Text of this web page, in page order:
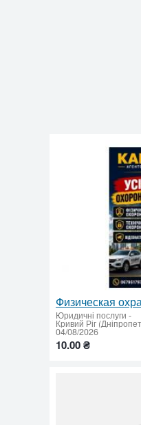
Юридичні послуги -
Кривий Ріг
04/08/2026
10.00 ₴